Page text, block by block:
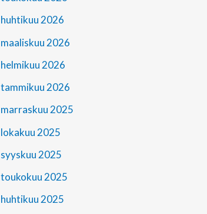
huhtikuu 2026
maaliskuu 2026
helmikuu 2026
tammikuu 2026
marraskuu 2025
lokakuu 2025
syyskuu 2025
toukokuu 2025
huhtikuu 2025